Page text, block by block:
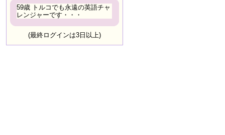
59歳 トルコでも永遠の英語チャ
レンジャーです・・・
(最終ログインは3日以上)